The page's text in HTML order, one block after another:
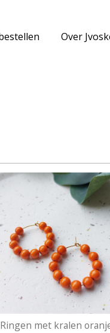
Over
Ringen met kralen